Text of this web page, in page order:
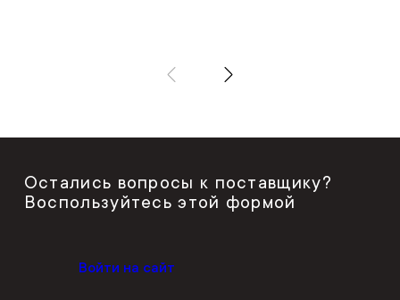
Остались вопросы к поставщику?
Воспользуйтесь этой формой
Войти на сайт